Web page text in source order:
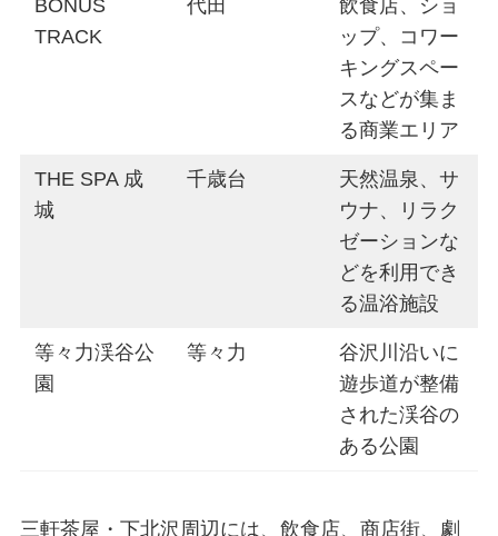
BONUS
TRACK
代田
飲食店、ショ
ップ、コワー
キングスペー
スなどが集ま
る商業エリア
THE SPA 成
城
千歳台
天然温泉、サ
ウナ、リラク
ゼーションな
どを利用でき
る温浴施設
等々力渓谷公
園
等々力
谷沢川沿いに
遊歩道が整備
された渓谷の
ある公園
三軒茶屋・下北沢周辺には、飲食店、商店街、劇